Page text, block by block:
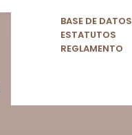
BASE DE DATOS
ESTATUTOS
REGLAMENTO